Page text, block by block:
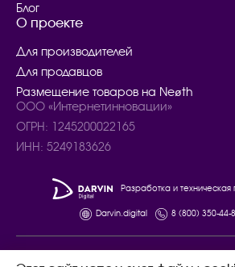
Блог
О проекте
Для производителей
Для продавцов
Размещение товаров на Neøth
ООО «Интернетинновации»
ОГРН: 1245200022165
ИНН: 5249183626
Разработка и
Darvin.digital 8 (800) 350-44-